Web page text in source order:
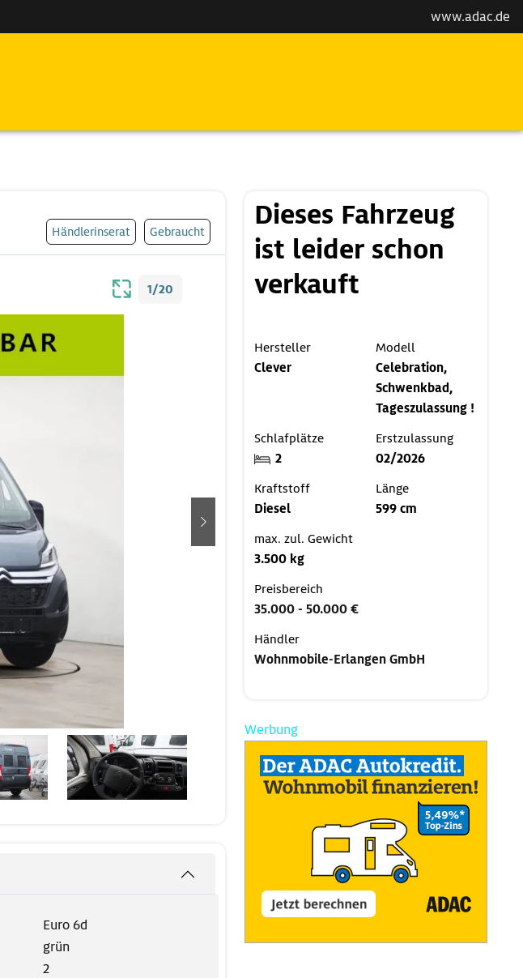
www.adac.de
Händlerinserat Gebraucht
1/20
weiter
Euro 6d
grün
2
Dieses Fahrzeug
ist leider schon
verkauft
Hersteller
Clever
Modell
Celebration,
Schwenkbad,
Tageszulassung !
Schlafplätze
2
Erstzulassung
02/2026
Kraftstoff
Diesel
Länge
599 cm
max. zul. Gewicht
3.500 kg
Preisbereich
35.000 - 50.000 €
Händler
Wohnmobile-Erlangen GmbH
Werbung